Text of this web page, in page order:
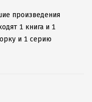
произведения
1 книга и 1
и 1 серию
не расставаться